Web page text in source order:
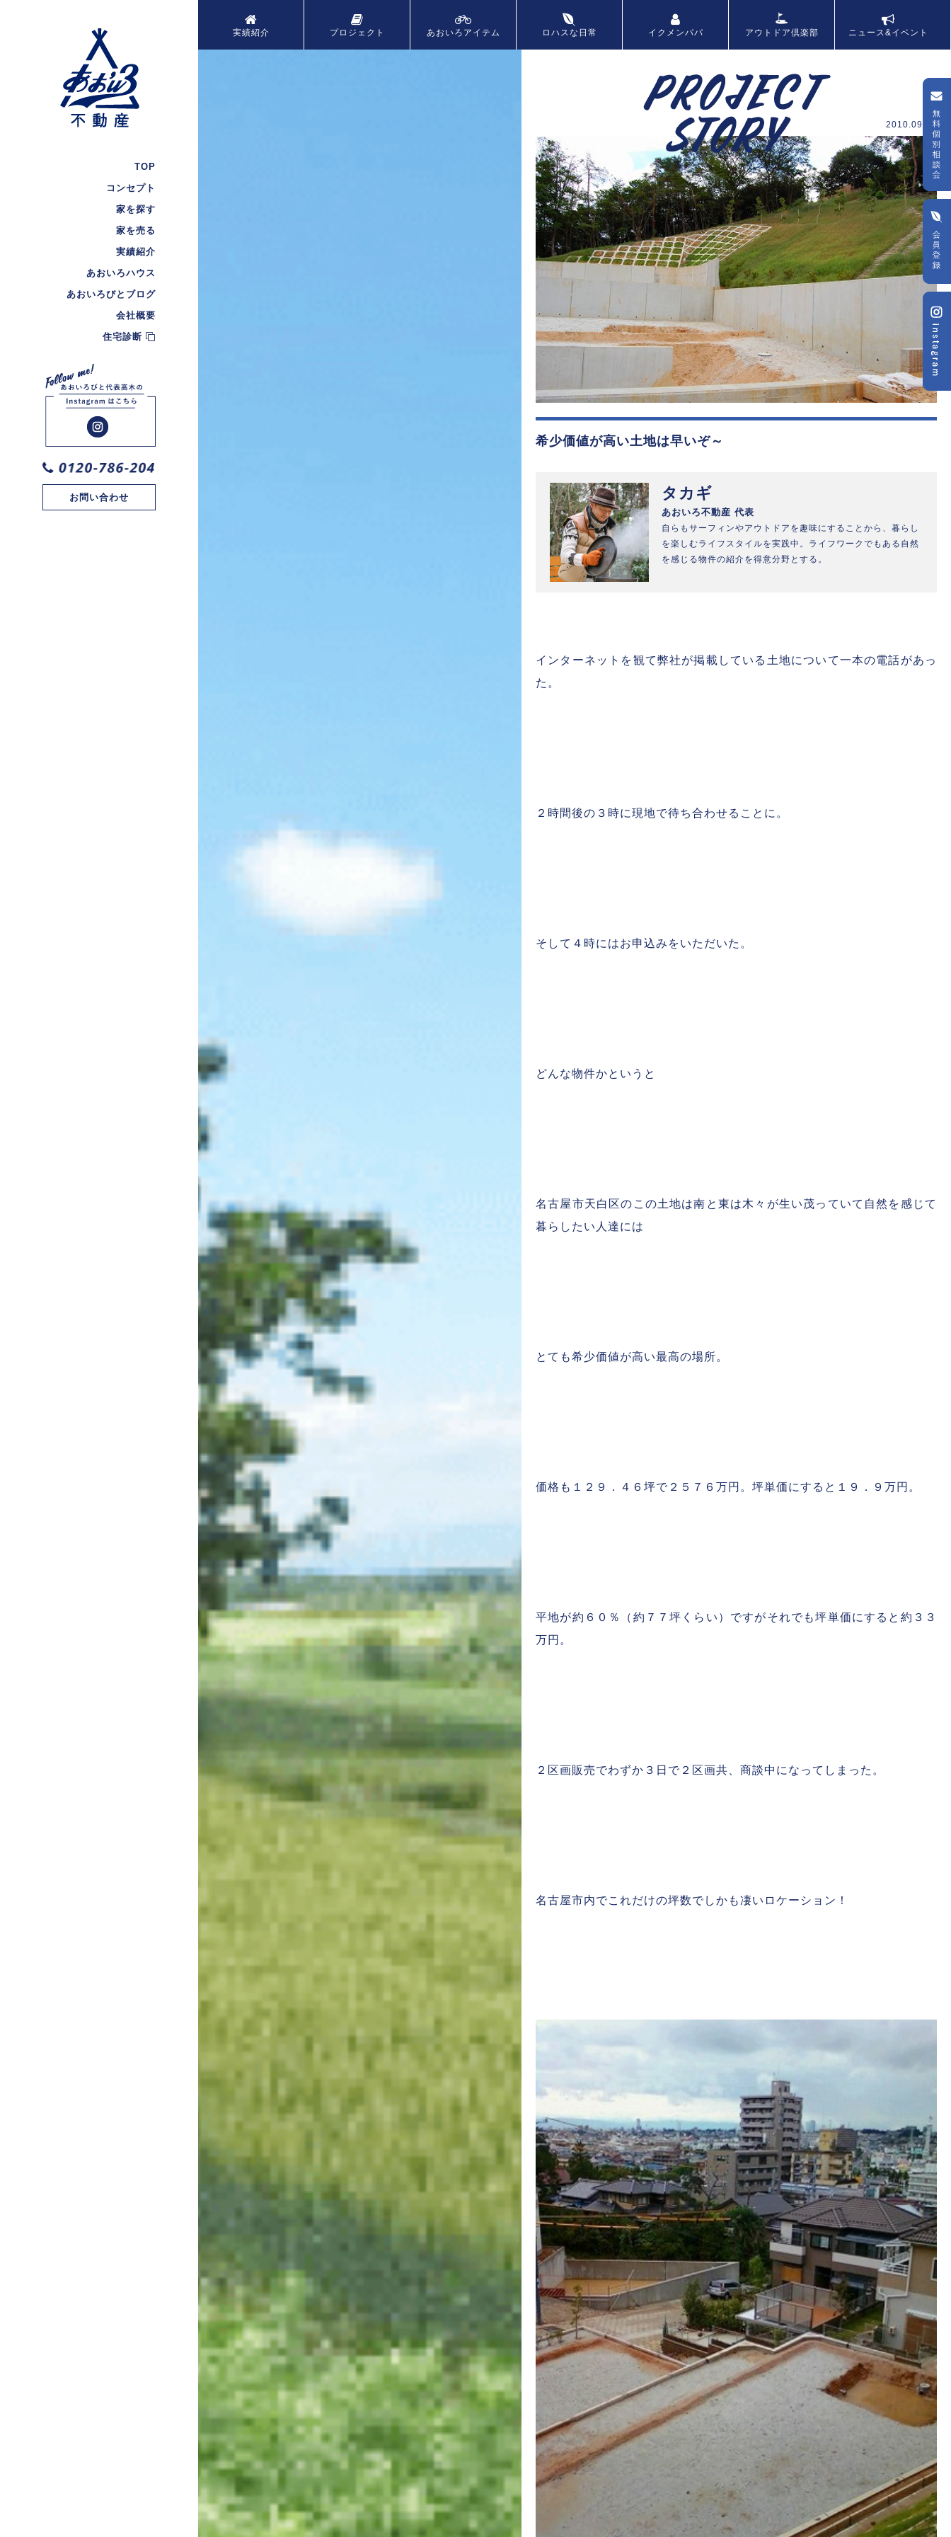
TOP
コンセプト
家を探す
家を売る
実績紹介
あおいろハウス
あおいろびとブログ
会社概要
住宅診断
お問い合わせ
実績紹介 プロジェクト あおいろ アイテム ロハスな日常 イクメンパパ アウトドア倶楽部 ニュース&イベント
2010.09.08
希少価値が高い土地は早いぞ～
タカギ
あおいろ不動産 代表
自らもサーフィンやアウトドアを趣味にすることから、暮らし
を楽しむライフスタイルを実践中。ライフワークでもある自然
を感じる物件の紹介を得意分野とする。
インターネットを観て弊社が掲載している土地について一本の電話があっ
た。
２時間後の３時に現地で待ち合わせることに。
そして４時にはお申込みをいただいた。
どんな物件かというと
名古屋市天白区のこの土地は南と東は木々が生い茂っていて自然を感じて
暮らしたい人達には
とても希少価値が高い最高の場所。
価格も１２９．４６坪で２５７６万円。坪単価にすると１９．９万円。
平地が約６０％（約７７坪くらい）ですがそれでも坪単価にすると約３３
万円。
２区画販売でわずか３日で２区画共、商談中になってしまった。
名古屋市内でこれだけの坪数でしかも凄いロケーション！